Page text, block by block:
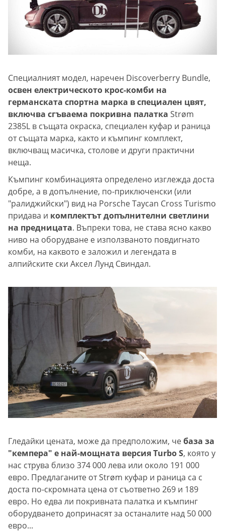
Специалният модел, наречен Discoverberry Bundle,
освен електрическото крос-комби на
германската спортна марка в специален цвят,
включва сгъваема покривна палатка Strøm
2385L в същата окраска, специален куфар и раница
от същата марка, както и къмпинг комплект,
включващ масичка, столове и други практични
неща.
Къмпинг комбинацията определено изглежда доста
добре, а в допълнение, по-приключенски (или
"ралиджийски") вид на Porsche Taycan Cross Turismo
придава и комплектът допълнителни светлини
на предницата. Въпреки това, не става ясно какво
ниво на оборудване е използваното повдигнато
комби, на каквото е заложил и легендата в
алпийските ски Аксел Лунд Свиндал.
Гледайки цената, може да предположим, чебаза за
"кемпера" е най-мощната версия Turbo S, която у
нас струва близо 374 000 лева или около 191 000
евро. Предлаганите от Strøm куфар и раница са с
доста по-скромната цена от съответно 269 и 189
евро. Но едва ли покривната палатка и къмпинг
оборудването допринасят за останалите над 50 000
евро...